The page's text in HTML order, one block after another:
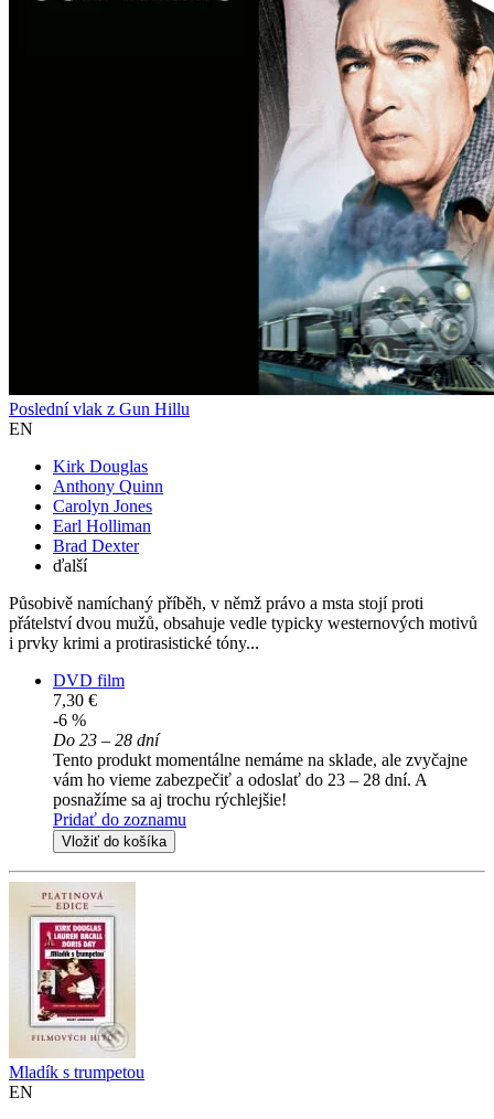
Poslední vlak z Gun Hillu
EN
Kirk Douglas
Anthony Quinn
Carolyn Jones
Earl Holliman
Brad Dexter
ďalší
Působivě namíchaný příběh, v němž právo a msta stojí proti
přátelství dvou mužů, obsahuje vedle typicky westernových motivů
i prvky krimi a protirasistické tóny...
DVD film
7,30 €
-6 %
Do 23 – 28 dní
Tento produkt momentálne nemáme na sklade, ale zvyčajne
vám ho vieme zabezpečiť a odoslať do 23 – 28 dní. A
posnažíme sa aj trochu rýchlejšie!
Pridať do zoznamu
Vložiť do košíka
Mladík s trumpetou
EN